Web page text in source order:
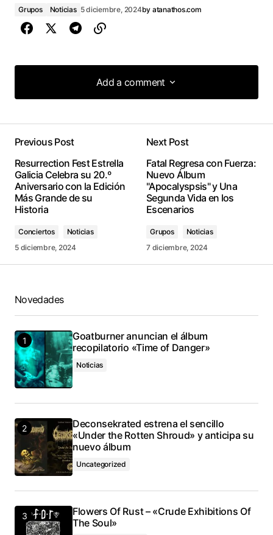
Grupos Noticias 5 diciembre, 2024by atanathos.com
Add a comment
Add a comment
Previous Post
Resurrection Fest Estrella
Galicia Celebra su 20.º
Aniversario con la Edición
Más Grande de su
Historia
Conciertos
Noticias
5 diciembre, 2024
Next Post
Fatal Regresa con Fuerza:
Nuevo Álbum
"Apocalyspsis" y Una
Segunda Vida en los
Escenarios
Grupos
Noticias
7 diciembre, 2024
Novedades
Goatburner anuncian el álbum
recopilatorio «Time of Danger»
Noticias
Deconsekrated estrena el sencillo
«Under the Rotten Shroud» y anticipa su
nuevo álbum
Uncategorized
Flowers Of Rust – «Crude Exhibitions Of
The Soul»